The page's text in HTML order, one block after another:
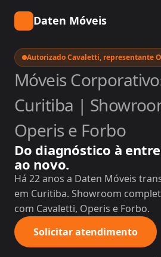
Daten Móveis
Autorizado Cavaletti, representante
Móveis
Curitiba |
Operis e Forbo
Do diagnóstico à
ao novo.
Há 22 anos a Daten Móveis
em Curitiba. Showroom
com Cavaletti, Operis e Forbo.
Solicitar atendimento